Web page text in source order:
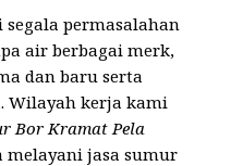
permasalahan
air berbagai merk,
dan baru serta
Wilayah kerja kami
Bor Kramat Pela
melayani jasa sumur